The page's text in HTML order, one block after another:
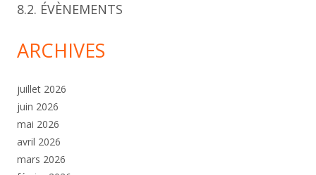
8.2. ÉVÈNEMENTS
ARCHIVES
juillet 2026
juin 2026
mai 2026
avril 2026
mars 2026